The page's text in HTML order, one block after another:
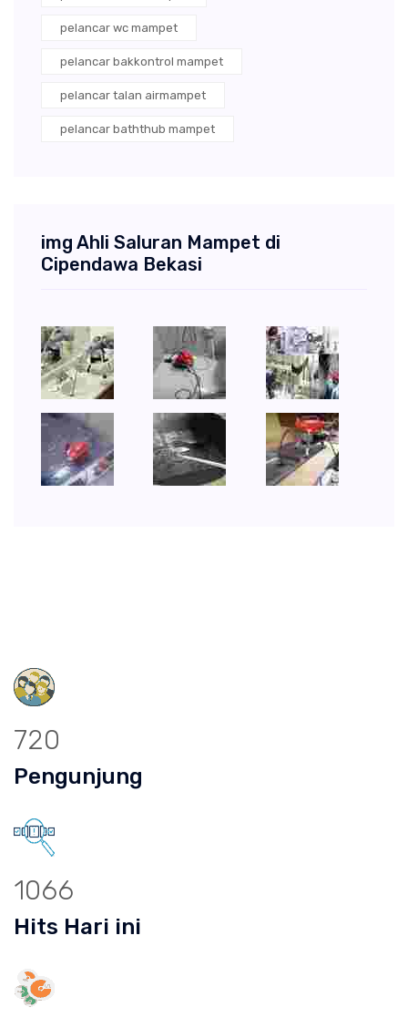
pelancar wc mampet
pelancar bakkontrol mampet
pelancar talan airmampet
pelancar baththub mampet
img Ahli Saluran Mampet di
Cipendawa Bekasi
720
Pengunjung
1066
Hits Hari ini